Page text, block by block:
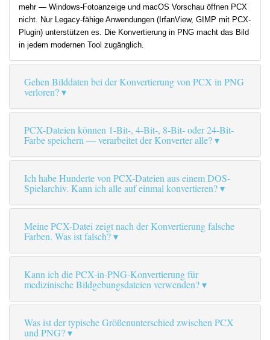
mehr — Windows-Fotoanzeige und macOS Vorschau öffnen PCX
nicht. Nur Legacy-fähige Anwendungen (IrfanView, GIMP mit PCX-
Plugin) unterstützen es. Die Konvertierung in PNG macht das Bild
in jedem modernen Tool zugänglich.
Gehen Bilddaten bei der Konvertierung von PCX in PNG
verloren?
PCX-Dateien können 1-Bit-, 4-Bit-, 8-Bit- oder 24-Bit-
Farbe speichern — verarbeitet der Konverter alle?
Ich habe Hunderte von PCX-Dateien aus einem DOS-
Spielarchiv. Kann ich alle auf einmal konvertieren?
Meine PCX-Datei zeigt nach der Konvertierung falsche
Farben. Was ist falsch?
Kann ich die PCX-in-PNG-Konvertierung für
medizinische Bildgebungsdateien verwenden?
Was ist der typische Größenunterschied zwischen PCX
und PNG?